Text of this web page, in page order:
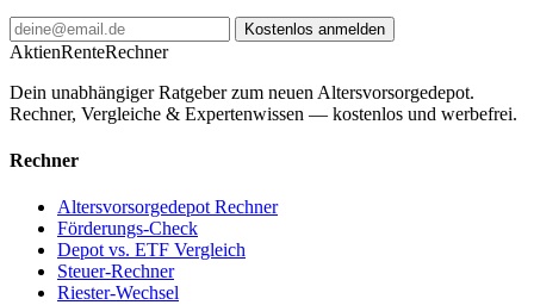
Kostenlos anmelden
AktienRenteRechner
Dein unabhängiger Ratgeber zum neuen Altersvorsorgedepot.
Rechner, Vergleiche & Expertenwissen — kostenlos und werbefrei.
Rechner
Altersvorsorgedepot Rechner
Förderungs-Check
Depot vs. ETF Vergleich
Steuer-Rechner
Riester-Wechsel